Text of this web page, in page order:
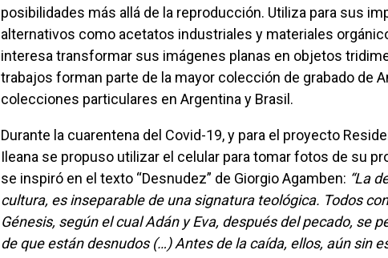
posibilidades más allá de la reproducción. Utiliza para sus
alternativos como acetatos industriales y materiales
interesa transformar sus imágenes planas en objetos
trabajos forman parte de la mayor colección de grabado de
colecciones particulares en Argentina y Brasil.
Durante la cuarentena del Covid-19, y para el proyecto Residencia en Residencias,
Ileana se propuso utilizar el celular para tomar fotos de su
se inspiró en el texto “Desnudez” de Giorgio Agamben: “La
cultura, es inseparable de una signatura teológica. Todos
Génesis, según el cual Adán y Eva, después del pecado, se
de que están desnudos (…) Antes de la caída, ellos, aún sin